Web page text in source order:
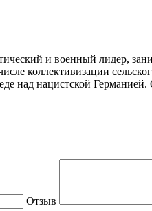
и военный лидер,
коллективизации
над нацистской
Отзыв